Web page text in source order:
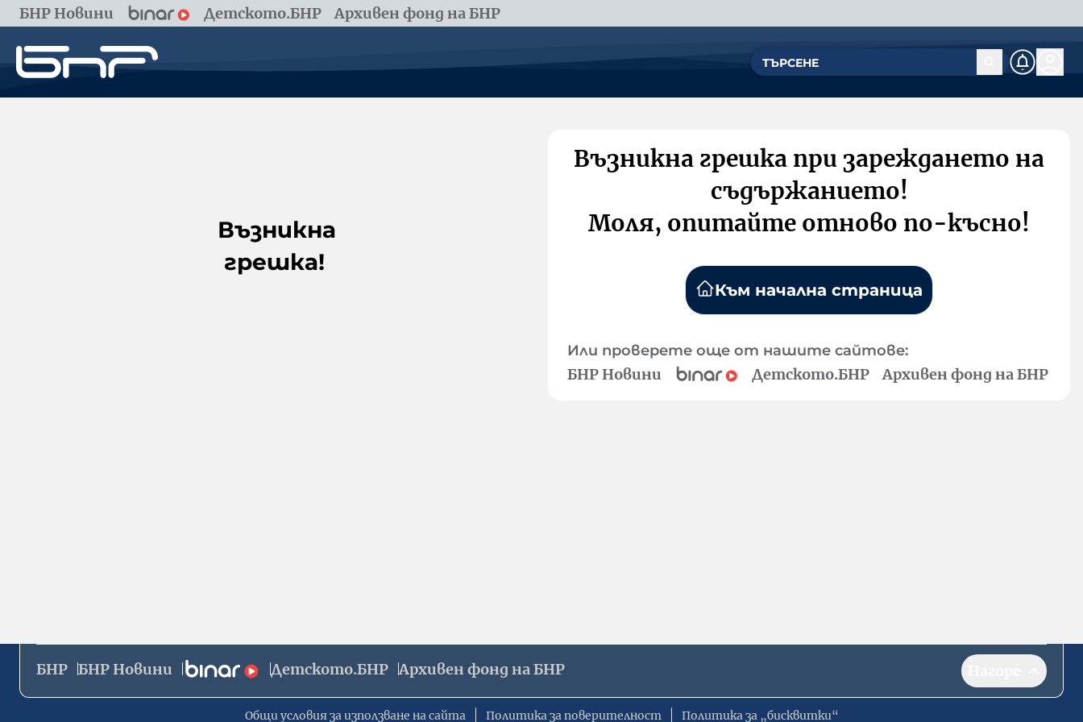
БНР Новини Детското.БНР Архивен фонд на БНР
Възникна
грешка!
Възникна грешка при зареждането на
съдържанието!
Моля, опитайте отново по-късно!
Към начална страница
Или проверете още от нашите сайтове:
БНР Новини Детското.БНР Архивен фонд на БНР
БНР БНР Новини Детското.БНР Архивен фонд на БНР
Общи условия за използване на сайта Политика за поверителност Политика за „бисквитки“